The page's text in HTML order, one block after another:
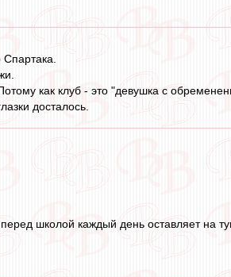
как клуб - это "девушка с
досталось.
школой каждый день оставляет на